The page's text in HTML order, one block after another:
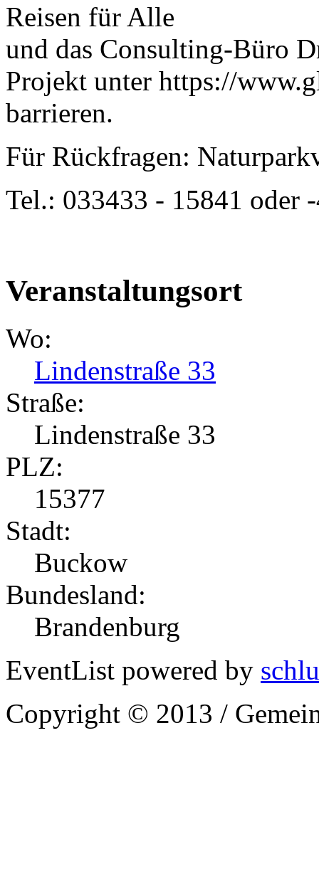
Reisen für Alle
und das Consulting-Büro
Projekt unter https://
barrieren.
Für Rückfragen:
Tel.: 033433 - 15841 oder
Veranstaltungsort
Wo:
Lindenstraße 33
Straße:
Lindenstraße 33
PLZ:
15377
Stadt:
Buckow
Bundesland:
Brandenburg
EventList powered by
Copyright © 2013 /